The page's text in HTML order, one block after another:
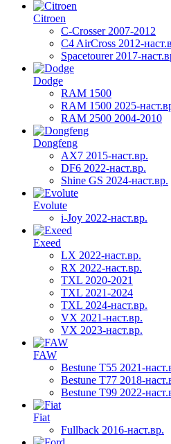
Citroen
C-Crosser 2007-2012
C4 AirCross 2012-
Spacetourer 2017-
Dodge
RAM 1500
RAM 1500 2025-
RAM 2500 2004-2010
Dongfeng
AX7 2015-наст.вр.
DF6 2022-наст.вр.
Shine GS 2024-наст.вр.
Evolute
i-Joy 2022-наст.вр.
Exeed
LX 2022-наст.вр.
RX 2022-наст.вр.
TXL 2020-2021
TXL 2021-2024
TXL 2024-наст.вр.
VX 2021-наст.вр.
VX 2023-наст.вр.
FAW
Bestune T55 2021-
Bestune T77 2018-
Bestune T99 2022-
Fiat
Fullback 2016-наст.вр.